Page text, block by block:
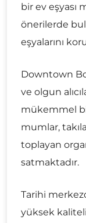
bir ev eşyası
önerilerde
eşyalarını
Downtown
ve olgun
mükemmel
mumlar,
toplayan
satmaktadır.
Tarihi
yüksek